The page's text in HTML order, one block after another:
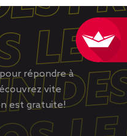
répondre à
vite
est gratuite!